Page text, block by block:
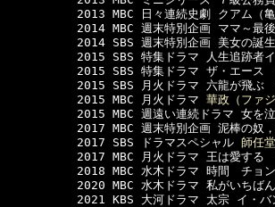
2013 MBC 日々連続史劇 クアム（亀巌）
2014 MBC 週末特別企画 ママ～最後の
2014 SBS 週末特別企画 美女の誕生　
2015 SBS 特集ドラマ 人生追跡者イ・
2015 SBS 特集ドラマ ザ・エース　チ
2015 SBS 月火ドラマ 六龍が飛ぶ　チ
2015 MBC 月火ドラマ 華政（ファジ
2015 MBC 週遠い連続ドラマ 女を泣か
2017 MBC 週末特別企画 泥棒の奴，泥
2017 SBS ドラマスペシャル 師任
2017 MBC 月火ドラマ 王は愛する　ソ
2018 MBC 水木ドラマ 時間　チョン・
2020 MBC 水木ドラマ 私がいちばん綺
2021 KBS 大河ドラマ 太宗 イ・バンウ